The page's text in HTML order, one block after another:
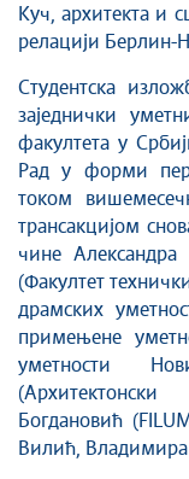
Куч, архитекта и
релацији Берлин-
Студентска
заједнички
факултета у
Рад у форми
током
трансакцијом
чине
(Факултет
драмских
примењене
уметности
Богдановић
Вилић,